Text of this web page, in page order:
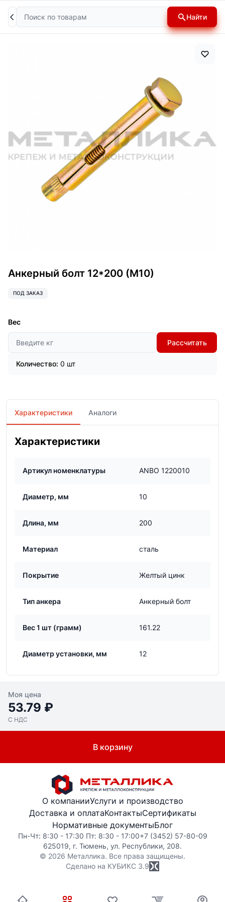
Поиск Найти
Анкерный болт 12*200 (М10)
ПОД ЗАКАЗ
Вес
Рассчитать
Количество: 0 шт
Характеристики Аналоги
Характеристики
Артикул номенклатуры ANBO 1220010
Диаметр, мм 10
Длина, мм 200
Материал сталь
Покрытие Желтый цинк
Тип анкера Анкерный болт
Вес 1 шт (грамм) 161.22
Диаметр установки, мм 12
Моя цена
53.79 ₽
С НДС
В корзину
О компанииУслуги и производство
Доставка и оплатаКонтактыСертификаты
Нормативные документыБлог
Пн-Чт: 8:30 - 17:30 Пт: 8:30 - 17:00+7 (3452) 57-80-09
625019, г. Тюмень, ул. Республики, 208.
© 2026 Металлика. Все права защищены.
Сделано на КУБИКС 3.9